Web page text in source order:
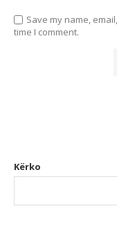
Save my name,
time I comment.
Kërko